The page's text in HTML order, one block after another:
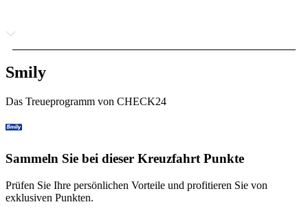
Smily
Das Treueprogramm von CHECK24
Sammeln Sie bei dieser Kreuzfahrt Punkte
Prüfen Sie Ihre persönlichen Vorteile und profitieren Sie von
exklusiven Punkten.